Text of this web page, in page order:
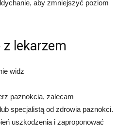
aby zmniejszyć poziom
lekarzem
widz
paznokcia, zalecam
specjalistą od zdrowia paznokci.
uszkodzenia i zaproponować